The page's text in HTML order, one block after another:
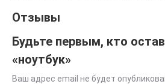
Отзывы
Будьте первым, кто
«ноутбук»
Ваш адрес email не будет